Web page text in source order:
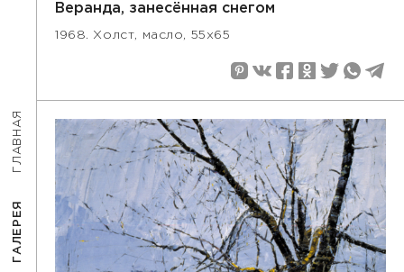
ГАЛЕРЕЯ
ГЛАВНАЯ
Веранда, занесённая снегом
1968. Холст, масло, 55х65